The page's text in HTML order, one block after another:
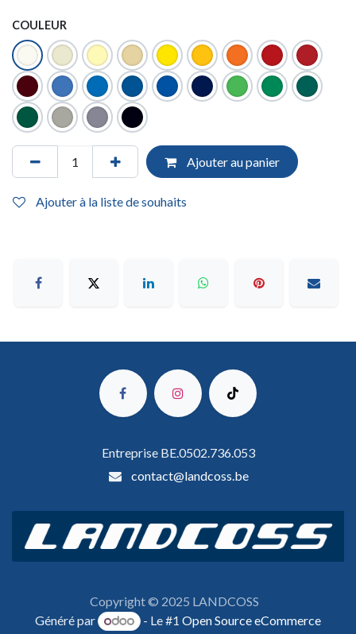
COULEUR
Ajouter au panier
Ajouter à la liste de souhaits
Entreprise BE.0502.736.053
contact@landcoss.be
Copyright © 2025 LANDCOSS
Généré par
- Le #1Open Source eCommerce